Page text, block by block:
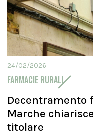
24/02/2026
FARMACIE RURALI
Decentramento
Marche
titolare